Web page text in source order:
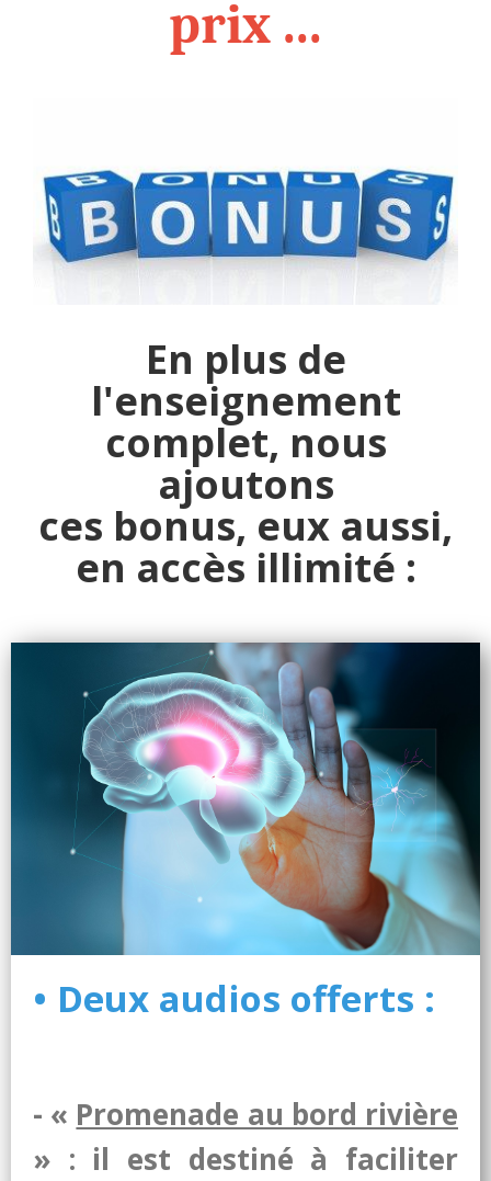
prix ...
En plus de
l'enseignement
complet, nous
ajoutons
ces bonus, eux aussi,
en accès illimité :
• Deux audios offerts :
- « Promenade au bord rivière
» : il est destiné à faciliter